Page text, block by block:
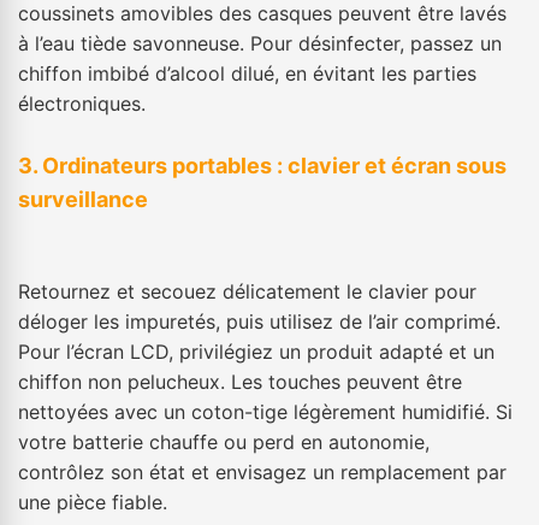
coussinets amovibles des casques peuvent être lavés
à l’eau tiède savonneuse. Pour désinfecter, passez un
chiffon imbibé d’alcool dilué, en évitant les parties
électroniques.
3. Ordinateurs portables : clavier et écran sous
surveillance
Retournez et secouez délicatement le clavier pour
déloger les impuretés, puis utilisez de l’air comprimé.
Pour l’écran LCD, privilégiez un produit adapté et un
chiffon non pelucheux. Les touches peuvent être
nettoyées avec un coton-tige légèrement humidifié. Si
votre batterie chauffe ou perd en autonomie,
contrôlez son état et envisagez un remplacement par
une pièce fiable.